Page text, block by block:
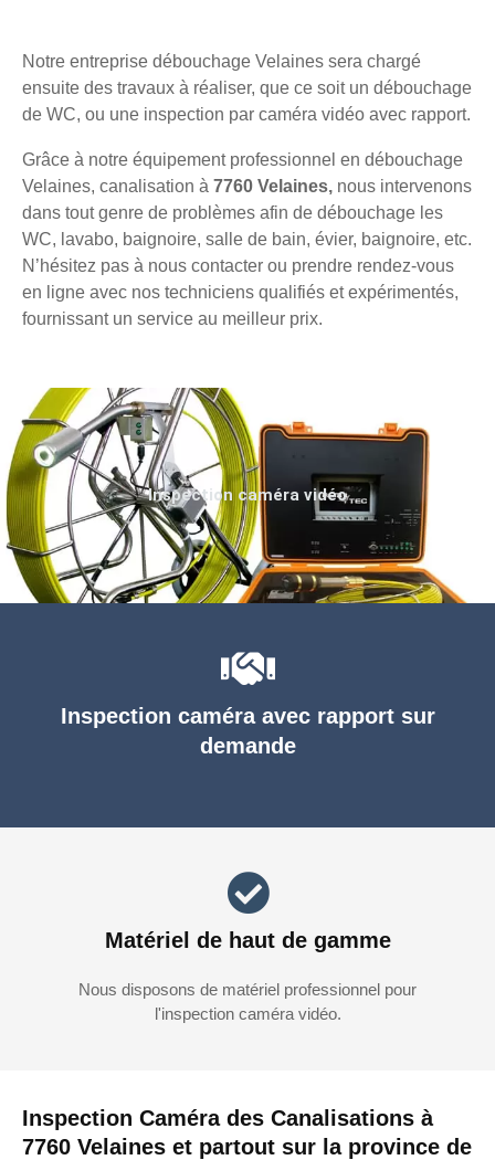
Notre entreprise débouchage Velaines sera chargé
ensuite des travaux à réaliser, que ce soit un débouchage
de WC, ou une inspection par caméra vidéo avec rapport.
Grâce à notre équipement professionnel en débouchage
Velaines, canalisation à 7760 Velaines, nous intervenons
dans tout genre de problèmes afin de débouchage les
WC, lavabo, baignoire, salle de bain, évier, baignoire, etc.
N’hésitez pas à nous contacter ou prendre rendez-vous
en ligne avec nos techniciens qualifiés et expérimentés,
fournissant un service au meilleur prix.
Inspection Caméra des Canalisations à
7760 Velaines et partout sur la province de
Inspection caméra avec rapport sur
demande
Matériel de haut de gamme
Nous disposons de matériel professionnel pour
l'inspection caméra vidéo.
Inspection caméra vidéo